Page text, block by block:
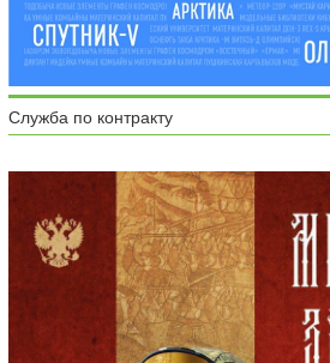
Служба по контракту